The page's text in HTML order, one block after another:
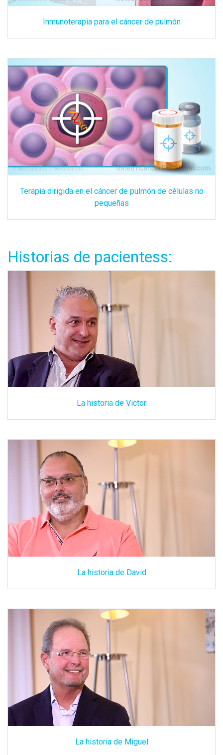
Inmunoterapia para el cáncer de pulmón
Terapia dirigida en el cáncer de pulmón de células no
pequeñas
Historias de pacientess:
La historia de Victor
La historia de David
La historia de Miguel